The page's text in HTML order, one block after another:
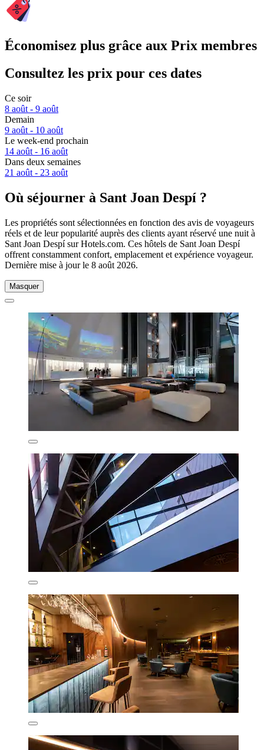
Économisez plus grâce aux Prix membres
Consultez les prix pour ces dates
Ce soir
8 août - 9 août
Demain
9 août - 10 août
Le week-end prochain
14 août - 16 août
Dans deux semaines
21 août - 23 août
Où séjourner à Sant Joan Despí ?
Les propriétés sont sélectionnées en fonction des avis de voyageurs
réels et de leur popularité auprès des clients ayant réservé une nuit à
Sant Joan Despí sur Hotels.com. Ces hôtels de Sant Joan Despí
offrent constamment confort, emplacement et expérience voyageur.
Dernière mise à jour le 8 août 2026.
Masquer